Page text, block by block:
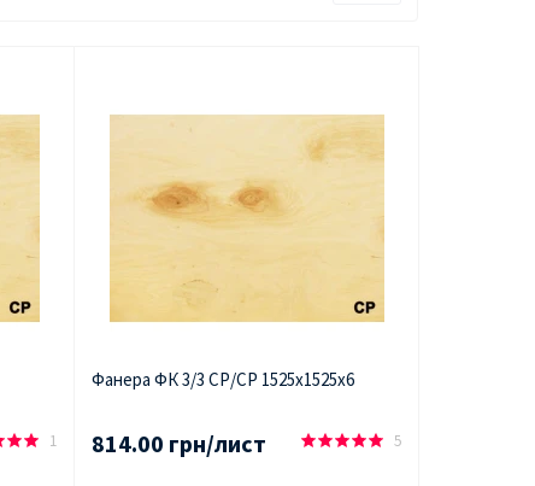
1
Фанера ФК 3/3 СР/СР 1525х1525х6
814.00 грн/лист 5